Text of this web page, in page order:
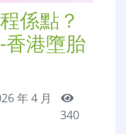
係點？
港墮胎
年 4 月
340